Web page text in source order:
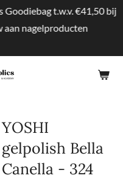
Goodiebag t.w.v. €41,50 bij
aan nagelproducten
YOSHI
gelpolish Bella
Canella - 324